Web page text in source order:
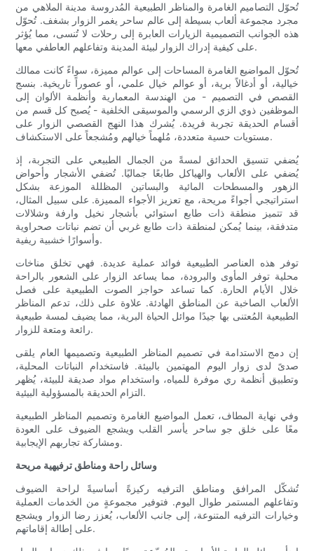
تُحوّل التصاميم الغامرة والمناظر الطبيعية المُدروسة مدينة الملاهي من
مجرد مجموعة ألعاب بسيطة إلى عالم ساحر يغمر الزوار بشغف. تُحوّل
هذه الجوانب التصميمية الزيارات العابرة إلى رحلات لا تُنسى، مما يُؤثر
على كيفية إدراك الزوار لبيئة المدينة وتفاعلهم العاطفي معها.
تُحوّل المواضيع الغامرة المساحات إلى عوالم مميزة، سواءً كانت ممالك
خيالية، أو أدغالاً برية، أو عوالم خيال علمي، أو عصوراً تاريخية. بنسج
القصص في التصميم - من الهندسة المعمارية وأنظمة الألوان إلى
الموظفين ذوي الزي الرسمي والموسيقى الخلفية - يُصبح كل قسم من
أقسام الحديقة تجربة فريدة. يُشرك هذا النهج القصصي الزوار على
مستويات حسية متعددة، مُلهماً خيالهم ومُشجعاً على الاستكشاف.
يُضفي تنسيق الحدائق لمسةً من الجمال الطبيعي على التجربة، إذ
يُضفي على الألعاب والهياكل طابعًا جماليًا. تُضفي الأشجار وأحواض
الزهور والمسطحات المائية والبساتين المظللة الموزعة بشكل
استراتيجي أجواءً مريحة، مع تعزيز الأجواء المميزة. على سبيل المثال،
قد تتميز منطقة ذات طابع استوائي بأشجار نخيل وارفة وشلالات
متدفقة، بينما يُمكن لمنطقة ذات طابع غربي أن تضم نباتات صحراوية
وأسوارًا خشبية ريفية.
توفر هذه العناصر الطبيعية فوائد عملية عديدة. فهي تخلق مناخات
محلية توفر المأوى والبرودة، مما يساعد الزوار على الشعور بالراحة
خلال الأيام الحارة. كما تساعد حواجز الصوت الطبيعية على فصل
الألعاب الصاخبة عن المناطق الهادئة. علاوة على ذلك، تدعم المناظر
الطبيعية المُعتنى بها جيدًا موائل الحياة البرية، مما يضيف لمسة طبيعية
رائعة ومتعة للزوار.
إن دمج الاستدامة في تصميم المناظر الطبيعية وتصميمها العام يلقى
صدىً لدى زوار اليوم المهتمين بالبيئة. فاستخدام النباتات المحلية،
وتطبيق أنظمة ري موفرة للمياه، واستخدام مواد صديقة للبيئة، يُظهر
التزام الحديقة بالمسؤولية البيئية.
وفي نهاية المطاف، تعمل المواضيع الغامرة وتصميم المناظر الطبيعية
معًا على خلق جو ساحر يأسر القلب ويشجع الضيوف على العودة
ومشاركة تجاربهم الإيجابية.
وسائل راحة ومناطق ترفيهية مريحة
تُشكّل المرافق ومناطق الترفيه ركيزةً أساسيةً لراحة الضيوف
وتفاعلهم المستمر طوال اليوم. فتوفير مجموعةٍ من الخدمات العملية
وخيارات الترفيه المتنوعة، إلى جانب الألعاب، يُعزز رضا الزوار ويشجع
على إطالة إقاماتهم.